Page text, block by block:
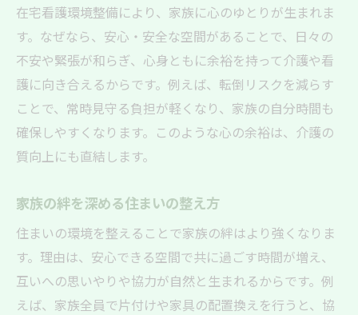
在宅看護環境整備により、家族に心のゆとりが生まれま
す。なぜなら、安心・安全な空間があることで、日々の
不安や緊張が和らぎ、心身ともに余裕を持って介護や看
護に向き合えるからです。例えば、転倒リスクを減らす
ことで、常時見守る負担が軽くなり、家族の自分時間も
確保しやすくなります。このような心の余裕は、介護の
質向上にも直結します。
家族の絆を深める住まいの整え方
住まいの環境を整えることで家族の絆はより強くなりま
す。理由は、安心できる空間で共に過ごす時間が増え、
互いへの思いやりや協力が自然と生まれるからです。例
えば、家族全員で片付けや家具の配置換えを行うと、協